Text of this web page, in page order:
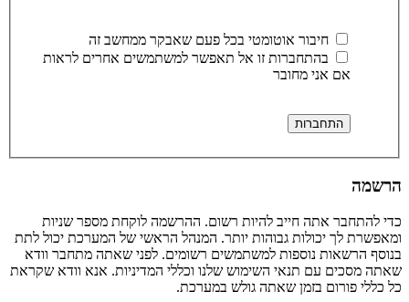
חיבור אוטומטי בכל פעם שאבקר ממחשב זה
בהתחברות זו אל תאפשר למשתמשים אחרים לראות
אם אני מחובר
הרשמה
כדי להתחבר אתה חייב להיות רשום. ההרשמה לוקחת מספר שניות
ומאפשרת לך יכולות גבוהות יותר. המנהל הראשי של המערכת יכול לתת
בנוסף הרשאות נוספות למשתמשים רשומים. לפני שאתה מתחבר וודא
שאתה מסכים עם תנאי השימוש שלנו וכללי המדיניות. אנא וודא שקראת
כל כללי פורום בזמן שאתה גולש במערכת.